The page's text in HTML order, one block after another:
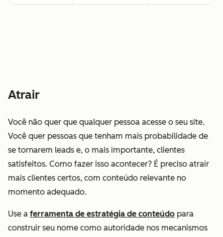
Atrair
Você não quer que qualquer pessoa acesse o seu site.
Você quer pessoas que tenham mais probabilidade de
se tornarem leads e, o mais importante, clientes
satisfeitos. Como fazer isso acontecer? É preciso atrair
mais clientes certos, com conteúdo relevante no
momento adequado.
Use a ferramenta de estratégia de conteúdo para
construir seu nome como autoridade nos mecanismos